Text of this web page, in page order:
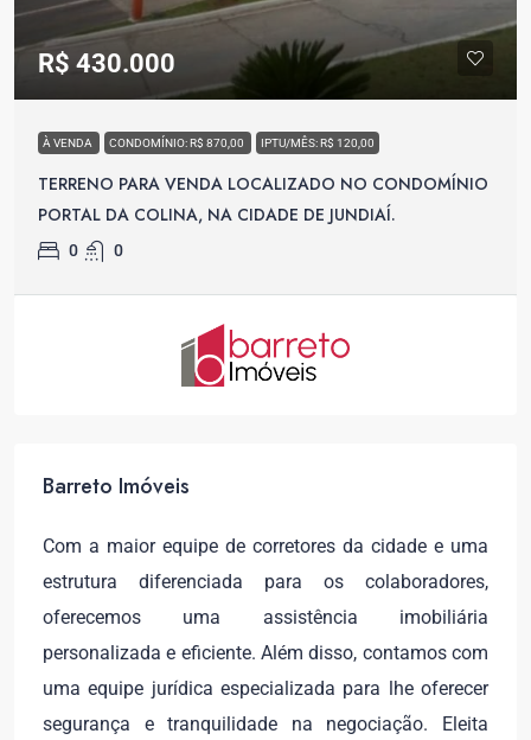
R$ 430.000
À VENDA CONDOMÍNIO: R$ 870,00 IPTU/MÊS: R$ 120,00
TERRENO PARA VENDA LOCALIZADO NO CONDOMÍNIO
PORTAL DA COLINA, NA CIDADE DE JUNDIAÍ.
0 0
Barreto Imóveis
Com a maior equipe de corretores da cidade e uma
estrutura diferenciada para os colaboradores,
oferecemos uma assistência imobiliária
personalizada e eficiente. Além disso, contamos com
uma equipe jurídica especializada para lhe oferecer
segurança e tranquilidade na negociação. Eleita